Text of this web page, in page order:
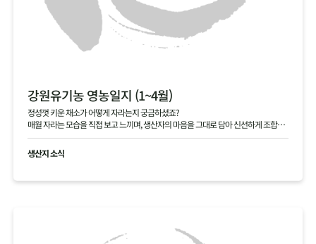
강원유기농 영농일지 (1~4월)
정성껏 키운 채소가 어떻게 자라는지 궁금하셨죠?
매월 자라는 모습을 직접 보고 느끼며, 생산자의 마음을 그대로 담아 신선하게 조합원
님께 전달해 드립니다.
생산지 소식